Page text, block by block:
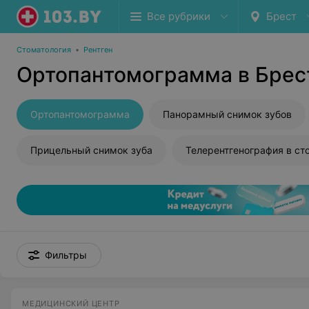
Все рубрики Брест
Стоматология • Рентген
Ортопантомограмма в
Ортопантомограмма Панорамный снимок зубов
Прицельный снимок зуба
Фильтры
МЕДИЦИНСКИЙ ЦЕНТР